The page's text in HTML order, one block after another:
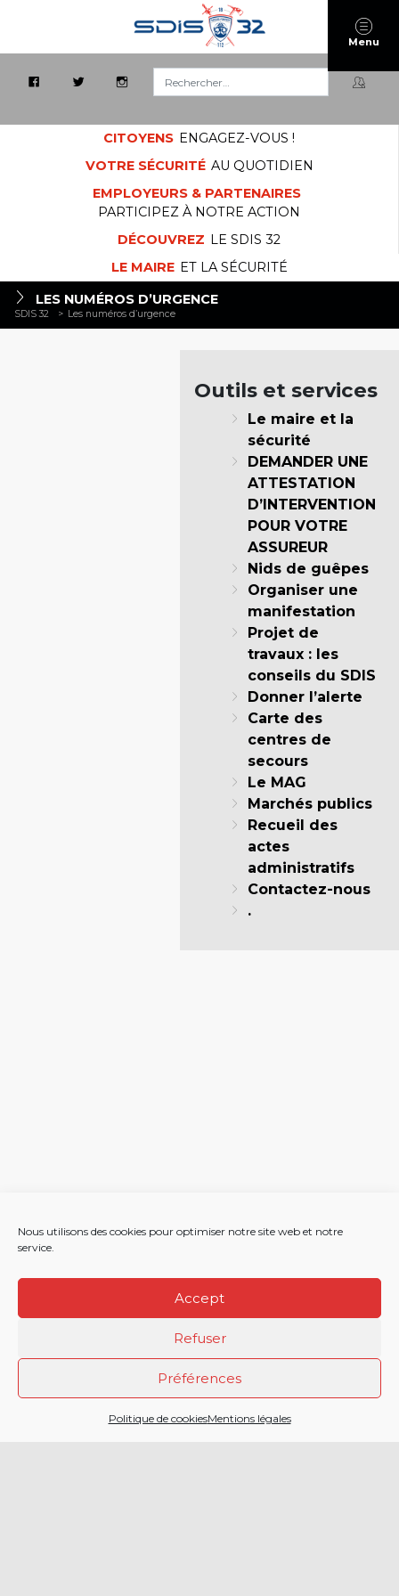
Nous utilisons des cookies pour optimiser notre site web et notre
service.
Accept
Refuser
Préférences
Politique de cookiesMentions légales
Rechercher :
CITOYENS ENGAGEZ-VOUS !
VOTRE SÉCURITÉ AU QUOTIDIEN
EMPLOYEURS & PARTENAIRES
PARTICIPEZ À NOTRE ACTION
DÉCOUVREZ LE SDIS 32
LE MAIRE ET LA SÉCURITÉ
LES NUMÉROS D’URGENCE
SDIS 32 > Les numéros d’urgence
Outils et services
Le maire et la
sécurité
DEMANDER UNE
ATTESTATION
D’INTERVENTION
POUR VOTRE
ASSUREUR
Nids de guêpes
Organiser une
manifestation
Projet de
travaux : les
conseils du SDIS
Donner l’alerte
Carte des
centres de
secours
Le MAG
Marchés publics
Recueil des
actes
administratifs
Contactez-nous
.
2 CHEMIN DE LA
Menu